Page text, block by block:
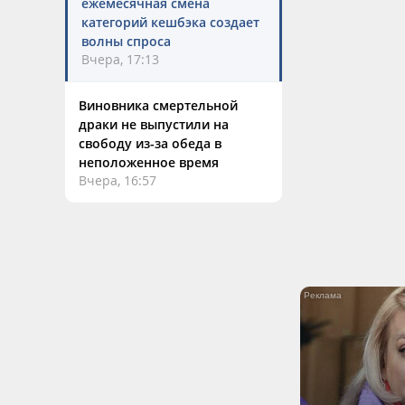
категорий кешбэка создает
волны спроса
Вчера, 17:13
Виновника смертельной
драки не выпустили на
свободу из-за обеда в
неположенное время
Вчера, 16:57